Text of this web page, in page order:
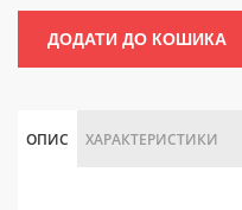
ДОДАТИ ДО КОШИКА
ОПИС ХАРАКТЕРИСТИКИ